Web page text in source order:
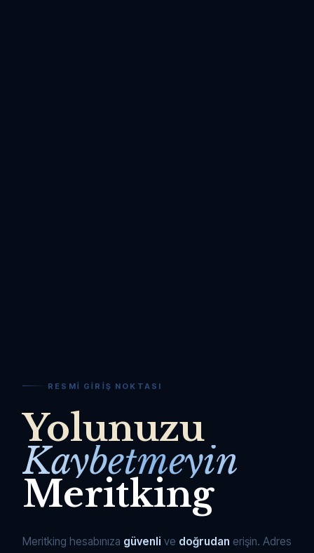
RESMI GIRIŞ NOKTASI
Yolunuzu
Kaybetmeyin
Meritking
Meritking hesabınıza güvenli ve doğrudan erişin. Adres